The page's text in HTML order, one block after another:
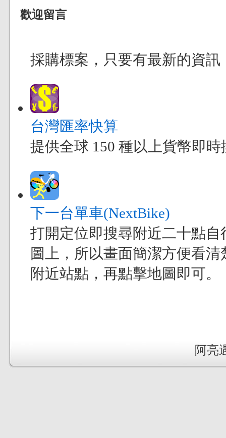
歡迎留言
採購標案，只要有最新的資
台灣匯率快算
提供全球 150 種以上貨幣即
下一台單車(NextBike)
打開定位即搜尋附近二十點
圖上，所以畫面簡潔方便看
附近站點，再點擊地圖即可。
阿亮